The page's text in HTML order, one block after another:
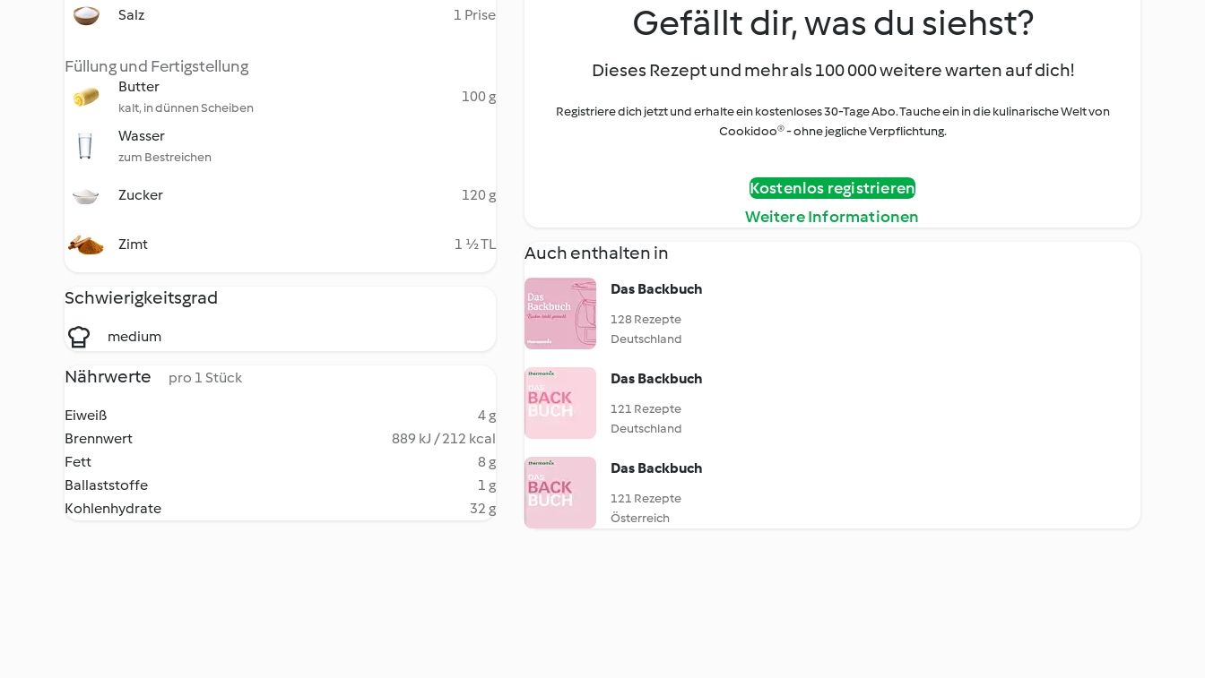
Salz 1 Prise
Füllung und Fertigstellung
Butter
kalt, in dünnen Scheiben
100 g
Wasser
zum Bestreichen
Zucker 120 g
Zimt 1 ½ TL
Schwierigkeitsgrad
medium
Nährwerte pro 1 Stück
Eiweiß
4 g
Brennwert
889 kJ / 212 kcal
Fett
8 g
Ballaststoffe
1 g
Kohlenhydrate
32 g
Gefällt dir, was du siehst?
Dieses Rezept und mehr als 100 000 weitere warten auf dich!
Registriere dich jetzt und erhalte ein kostenloses 30-Tage Abo. Tauche ein in die kulinarische Welt von
Cookidoo® - ohne jegliche Verpflichtung.
Kostenlos registrieren
Weitere Informationen
Auch enthalten in
Das Backbuch
128 Rezepte
Deutschland
Das Backbuch
121 Rezepte
Deutschland
Das Backbuch
121 Rezepte
Österreich